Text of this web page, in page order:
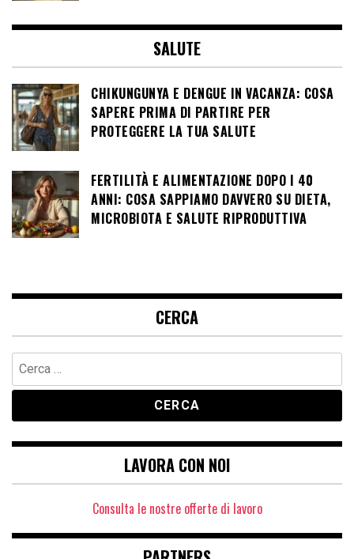
SALUTE
CHIKUNGUNYA E DENGUE IN VACANZA: COSA
SAPERE PRIMA DI PARTIRE PER
PROTEGGERE LA TUA SALUTE
FERTILITÀ E ALIMENTAZIONE DOPO I 40
ANNI: COSA SAPPIAMO DAVVERO SU DIETA,
MICROBIOTA E SALUTE RIPRODUTTIVA
CERCA
Ricerca
per:
LAVORA CON NOI
Consulta le nostre offerte di lavoro